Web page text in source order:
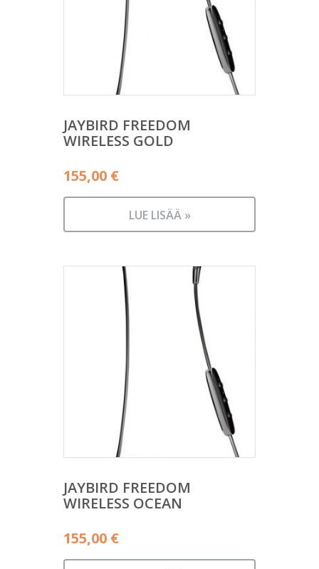
JAYBIRD FREEDOM
WIRELESS GOLD
155,00 €
LUE LISÄÄ »
JAYBIRD FREEDOM
WIRELESS OCEAN
155,00 €